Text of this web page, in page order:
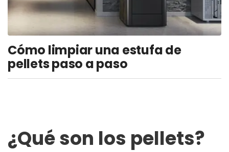
Cómo limpiar una estufa de
pellets paso a paso
¿Qué son los pellets?